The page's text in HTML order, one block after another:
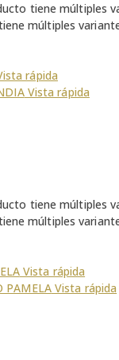
tiene múltiples
múltiples
rápida
Vista rápida
tiene múltiples
múltiples
Vista rápida
Vista rápida